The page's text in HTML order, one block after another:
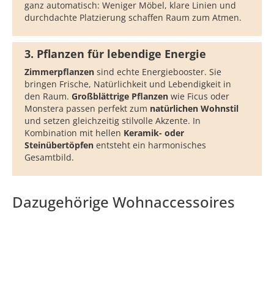
ganz automatisch: Weniger Möbel, klare Linien und
durchdachte Platzierung schaffen Raum zum Atmen.
3. Pflanzen für lebendige Energie
Zimmerpflanzen sind echte Energiebooster. Sie
bringen Frische, Natürlichkeit und Lebendigkeit in
den Raum. Großblättrige Pflanzen wie Ficus oder
Monstera passen perfekt zum natürlichen Wohnstil
und setzen gleichzeitig stilvolle Akzente. In
Kombination mit hellen Keramik- oder
Steinübertöpfen entsteht ein harmonisches
Gesamtbild.
Dazugehörige Wohnaccessoires